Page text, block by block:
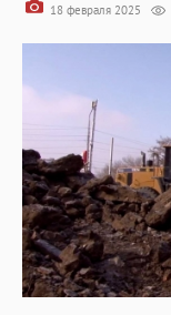
18 февраля 2025